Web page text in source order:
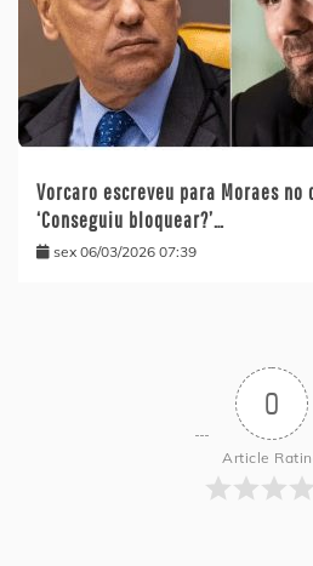
Vorcaro escreveu para Moraes
‘Conseguiu bloquear?’…
sex 06/03/2026 07:39
0
Article